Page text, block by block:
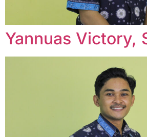
Yannuas Victory,